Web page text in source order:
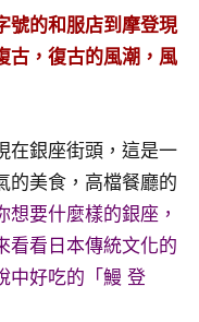
號的和服店到摩登現
古，復古的風潮，風
在銀座街頭，這是一
的美食，高檔餐廳的
想要什麼樣的銀座，
看看日本傳統文化的
中好吃的「鰻 登